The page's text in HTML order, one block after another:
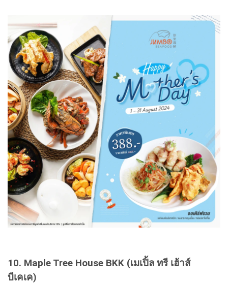
10. Maple Tree House BKK (เมเปิ้ล ทรี เฮ้าส์
บีเคเค)